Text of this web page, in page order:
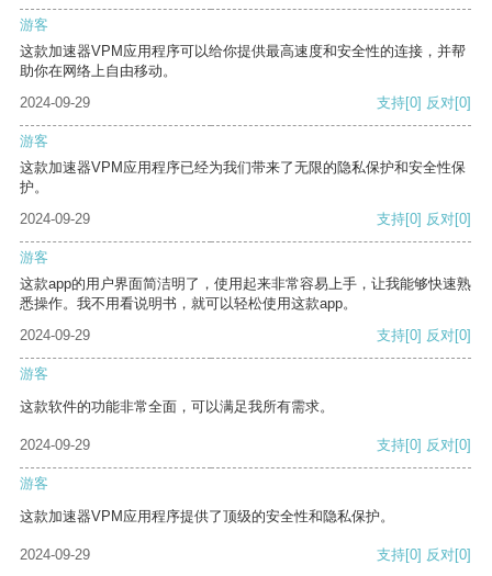
游客
这款加速器VPM应用程序可以给你提供最高速度和安全性的连接，并帮
助你在网络上自由移动。
2024-09-29
支持[0] 反对[0]
游客
这款加速器VPM应用程序已经为我们带来了无限的隐私保护和安全性保
护。
2024-09-29
支持[0] 反对[0]
游客
这款app的用户界面简洁明了，使用起来非常容易上手，让我能够快速熟
悉操作。我不用看说明书，就可以轻松使用这款app。
2024-09-29
支持[0] 反对[0]
游客
这款软件的功能非常全面，可以满足我所有需求。
2024-09-29 支持[0] 反对[0]
游客
这款加速器VPM应用程序提供了顶级的安全性和隐私保护。
2024-09-29 支持[0] 反对[0]